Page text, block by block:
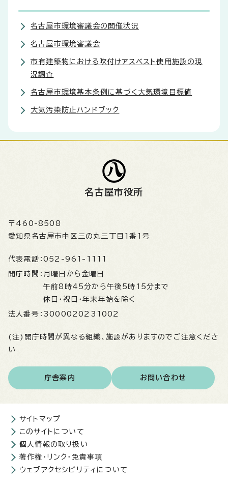
名古屋市環境審議会の開催状況
名古屋市環境審議会
市有建築物における吹付けアスベスト使用施設の現
況調査
名古屋市環境基本条例に基づく大気環境目標値
大気汚染防止ハンドブック
名古屋市役所
〒460-8508
愛知県名古屋市中区三の丸三丁目1番1号
代表電話： 052-961-1111
開庁時間： 月曜日から金曜日
午前8時45分から午後5時15分まで
休日・祝日・年末年始を除く
法人番号： 3000020231002
(注)開庁時間が異なる組織、施設がありますのでご注意くださ
い
庁舎案内 お問い合わせ
サイトマップ
このサイトについて
個人情報の取り扱い
著作権・リンク・免責事項
ウェブアクセシビリティについて